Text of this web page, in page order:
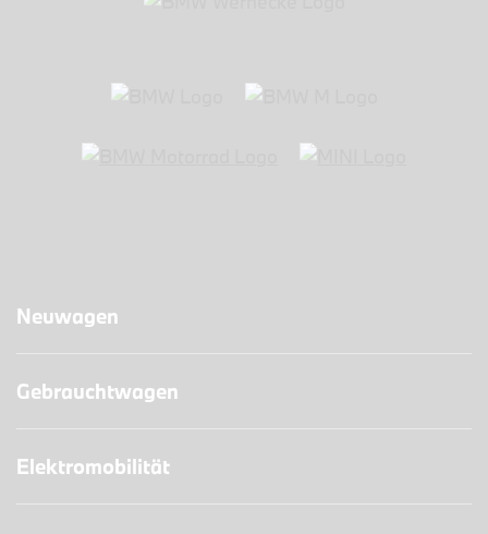
Neuwagen
Gebrauchtwagen
Elektromobilität